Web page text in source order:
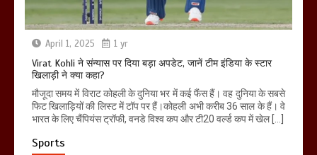
April 1, 2025 1 yr
Virat Kohli ने संन्यास पर दिया बड़ा अपडेट, जानें टीम इंडिया के स्टार
खिलाड़ी ने क्या कहा?
मौजूदा समय में विराट कोहली के दुनिया भर में कई फैंस हैं। वह दुनिया के सबसे
फिट खिलाड़ियों की लिस्ट में टॉप पर हैं।कोहली अभी करीब 36 साल के हैं। वे
भारत के लिए चैंपियंस ट्रॉफी, वनडे विश्व कप और टी20 वर्ल्ड कप में खेल […]
Sports